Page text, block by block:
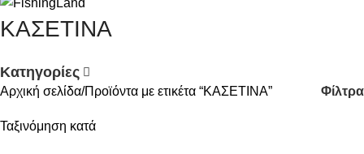
ΚΑΣΕΤΙΝΑ
Κατηγορίες
Αρχική σελίδα Προϊόντα με ετικέτα “ΚΑΣΕΤΙΝΑ” Φίλτρα
Ταξινόμηση κατά